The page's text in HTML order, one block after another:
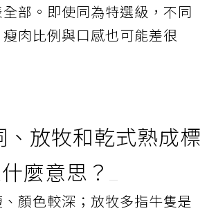
部。即使同為特選級，不同
肉比例與口感也可能差很
、放牧和乾式熟成標
麼意思？
顏色較深；放牧多指牛隻是